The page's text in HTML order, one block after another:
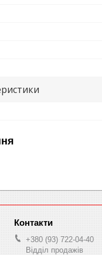
+380 (93) 722-04-40
Відділ продажів